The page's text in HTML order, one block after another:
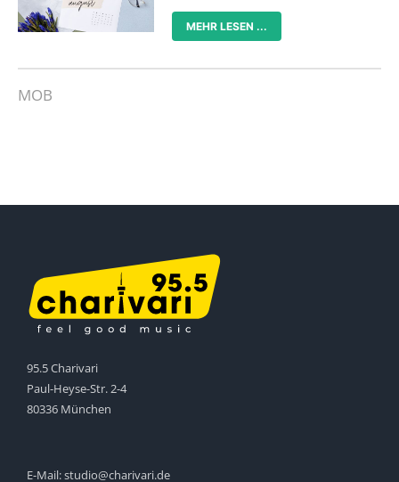
MEHR LESEN ...
MOB
95.5 Charivari
Paul-Heyse-Str. 2-4
80336 München
E-Mail:studio@charivari.de